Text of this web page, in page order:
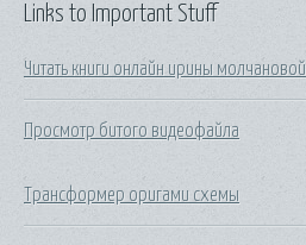
Links to Important Stuff
Читать книги онлайн ирины молчановой
Просмотр битого видеофайла
Трансформер оригами схемы